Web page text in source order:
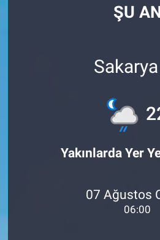
ŞU
Sakarya
Yakınlarda Yer
07 Ağustos
06:00